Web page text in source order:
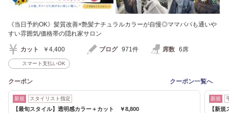
《当日予約OK》髪質改善×艶髪ナチュラルカラーが自慢◎ママパパも通いや
すい雰囲気/価格帯の隠れ家サロン
カット ￥4,400 ブログ 971件 席数 6席
スマート支払いOK
クーポン クーポン一覧へ
新規 スタイリスト指定
【最旬スタイル】透明感カラー＋カット ￥8,800
新規
【新